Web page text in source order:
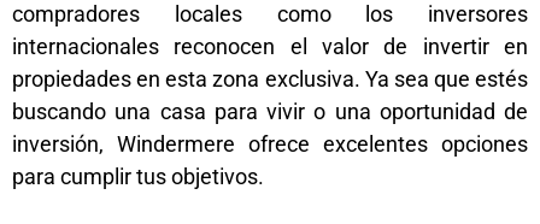
compradores locales como los inversores
internacionales reconocen el valor de invertir en
propiedades en esta zona exclusiva. Ya sea que estés
buscando una casa para vivir o una oportunidad de
inversión, Windermere ofrece excelentes opciones
para cumplir tus objetivos.